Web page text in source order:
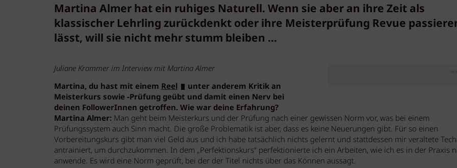
Martina Almer hat ein ruhiges Naturell. Wenn sie aber an ihre Zeit als
klassischer Lehrling zurückdenkt oder ihre Meisterprüfung Revue
lässt, will sie nicht mehr stumm bleiben …
Juliane Krammer im Interview mit Martina Almer
Martina, du hast mit einem Reel
unter anderem Kritik an
Meisterkurs sowie -Prüfung geübt und damit einen Nerv bei
deinen FollowerInnen getroffen. Wie war deine Erfahrung?
Martina Almer: Man geht beim Meisterkurs und der Prüfung nach einer gewissen Norm vor, was bei einem
Prüfungssystem auch Sinn macht. Die große Problematik ist aber, dass es keine Neuerungen gibt. Für so einen
Vorbereitungskurs gibt man viel Geld aus und ich habetatsächlich nichts gelernt und stattdessen mir veraltete
antrainiert, um durchzukommen. In dem „Perfektionskurs“ perfektionierte ich ein Arbeiten, wie ich es in der Praxis
anwende. Es wird eine Norm geprüft, bei der der Titel nichts über das Können aussagt.